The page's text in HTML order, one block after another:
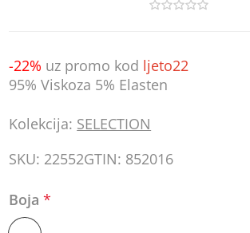
-22% uz promo kod ljeto22
95% Viskoza 5% Elasten
Kolekcija: SELECTION
SKU: 22552GTIN: 852016
Boja*